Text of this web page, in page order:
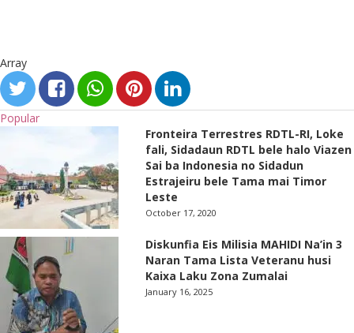
Array
Popular
Fronteira Terrestres RDTL-RI, Loke
fali, Sidadaun RDTL bele halo Viazen
Sai ba Indonesia no Sidadun
Estrajeiru bele Tama mai Timor
Leste
October 17, 2020
Diskunfia Eis Milisia MAHIDI Na’in 3
Naran Tama Lista Veteranu husi
Kaixa Laku Zona Zumalai
January 16, 2025